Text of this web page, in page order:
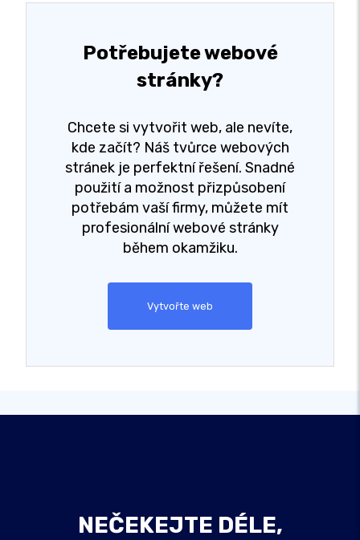
Potřebujete webové
stránky?
Chcete si vytvořit web, ale nevíte,
kde začít? Náš tvůrce webových
stránek je perfektní řešení. Snadné
použití a možnost přizpůsobení
potřebám vaší firmy, můžete mít
profesionální webové stránky
během okamžiku.
Vytvořte web
NEČEKEJTE DÉLE,